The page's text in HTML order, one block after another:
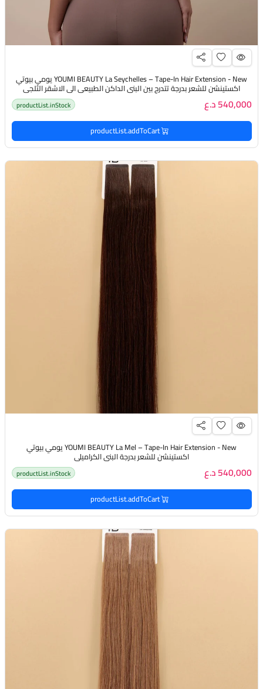
YOUMI BEAUTY La Seychelles – Tape-In Hair Extension - New يومي بيوتي
اكستينشن للشعر بدرجة تتدرج بين البني الداكن الطبيعي الى الاشقر الثلجي
540,000 د.ع productList.inStock
productList.addToCart
YOUMI BEAUTY La Mel – Tape-In Hair Extension - New يومي بيوتي
اكستينشن للشعر بدرجة البني الكراميلي
540,000 د.ع productList.inStock
productList.addToCart